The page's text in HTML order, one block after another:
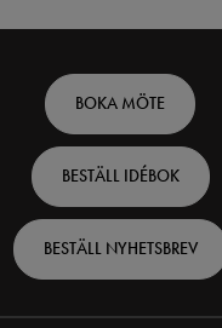
BOKA MÖTE
BESTÄLL IDÉBOK
BESTÄLL NYHETSBREV